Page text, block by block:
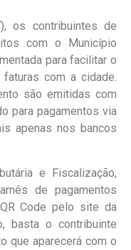
os contribuintes de
com o Município
para facilitar o
com a cidade.
são emitidas com
para pagamentos via
apenas nos bancos
e Fiscalização,
de pagamentos
Code pelo site da
basta o contribuinte
que aparecerá com o